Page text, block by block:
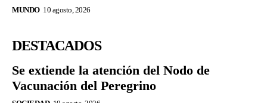
MUNDO 10 agosto, 2026
DESTACADOS
Se extiende la atención del Nodo de
Vacunación del Peregrino